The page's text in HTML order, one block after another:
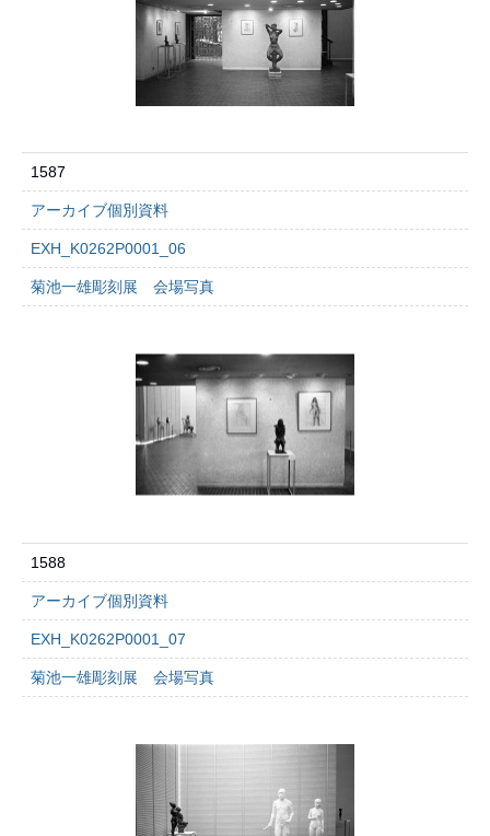
1587
アーカイブ個別資料
EXH_K0262P0001_06
菊池一雄彫刻展 会場写真
1588
アーカイブ個別資料
EXH_K0262P0001_07
菊池一雄彫刻展 会場写真